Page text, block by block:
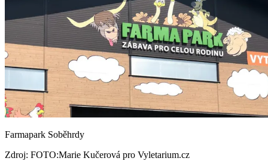
Farmapark Soběhrdy
Zdroj: FOTO:Marie Kučerová pro Vyletarium.cz